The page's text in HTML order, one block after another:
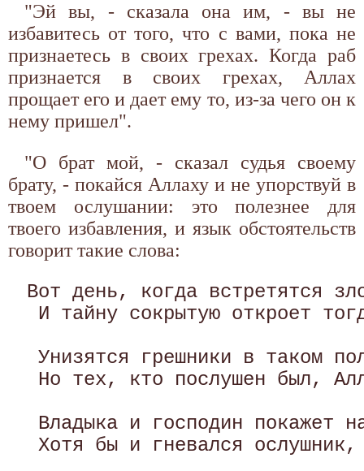
"Эй вы, - сказала она им, - вы не
избавитесь от того, что с вами, пока не
признаетесь в своих грехах. Когда раб
признается в своих грехах, Аллах
прощает его и дает ему то, из-за чего он к
нему пришел".
"О брат мой, - сказал судья своему
брату, - покайся Аллаху и не упорствуй в
твоем ослушании: это полезнее для
твоего избавления, и язык обстоятельств
говорит такие слова:
Вот день, когда встретятся
И тайну сокрытую откроет
Унизятся грешники в таком
Но тех, кто послушен был,
Владыка и господин покажет
Хотя бы и гневался